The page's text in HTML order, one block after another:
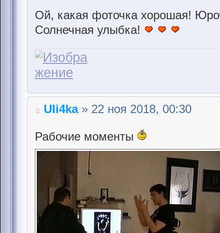
Ой, какая фоточка хорошая!
Солнечная улыбка!
Uli4ka» 22 ноя 2018, 00:30
Рабочие моменты